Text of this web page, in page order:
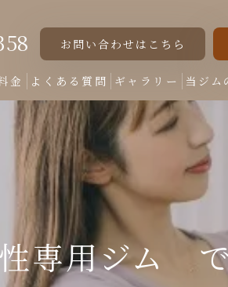
お問い合わせはこちら
金 よくある質問 ギャラリー 当ジム
女性
美脚
美尻
くびれ
ダイ
専用ジム